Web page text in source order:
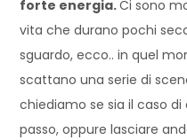
forte energia.Ci sono
vita che durano pochi
sguardo, ecco.. in quel
scattano una serie di
chiediamo se sia il caso
passo, oppure lasciare